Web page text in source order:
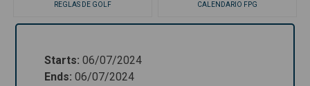
Starts
Ends
REGLAS DE GOLF CALENDARIO FPG
Starts: 06/07/2024
Ends: 06/07/2024